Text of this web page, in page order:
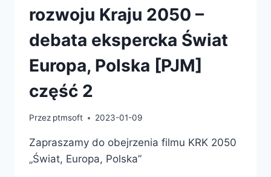
rozwoju Kraju 2050 –
debata ekspercka Świat
Europa, Polska [PJM]
część 2
Przez ptmsoft 2023-01-09
Zapraszamy do obejrzenia filmu KRK 2050
„Świat, Europa, Polska”